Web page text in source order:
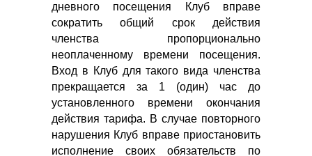
дневного посещения Клуб вправе
сократить общий срок действия
членства пропорционально
неоплаченному времени посещения.
Вход в Клуб для такого вида членства
прекращается за 1 (один) час до
установленного времени окончания
действия тарифа. В случае повторного
нарушения Клуб вправе приостановить
исполнение своих обязательств по